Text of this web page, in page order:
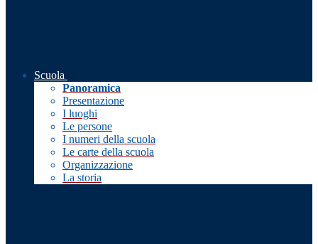
Scuola
Panoramica
Presentazione
I luoghi
Le persone
I numeri della scuola
Le carte della scuola
Organizzazione
La storia